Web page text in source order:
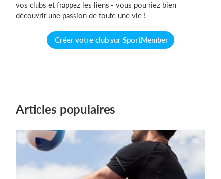
vos clubs et frappez les liens - vous pourriez bien
découvrir une passion de toute une vie !
Créer votre club sur SportMember
Articles populaires